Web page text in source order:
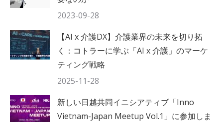
2023-09-28
【AI x 介護DX】介護業界の未来を切り拓
く：コトラーに学ぶ「AI x 介護」のマーケ
ティング戦略
2025-11-28
新しい日越共同イニシアティブ「Inno
Vietnam-Japan Meetup Vol.1」に参加しま